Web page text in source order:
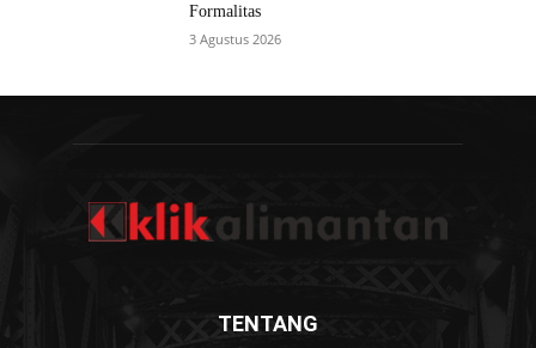
Formalitas
3 Agustus 2026
TENTANG